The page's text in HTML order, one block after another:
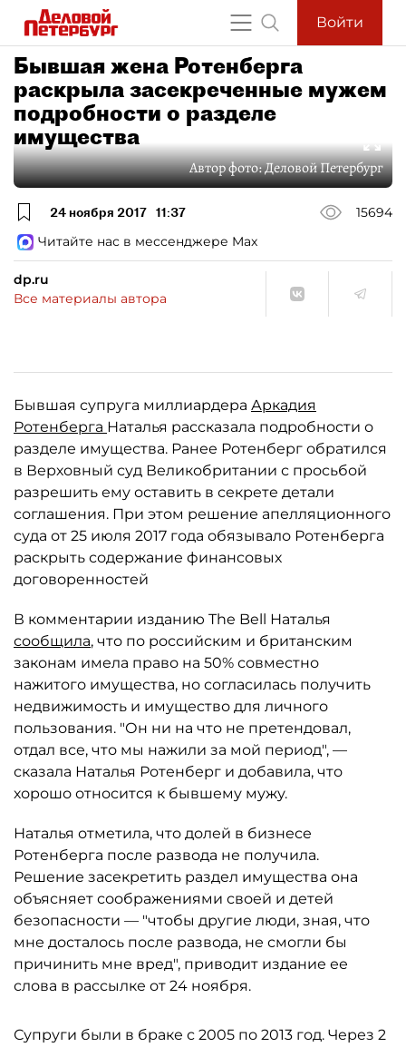
Войти
Бывшая жена Ротенберга
раскрыла засекреченные мужем
подробности о разделе
имущества
Автор фото:Деловой Петербург
24 ноября 2017 11:37
15694
Читайте нас в мессенджере Max
dp.ru
Все материалы автора
Бывшая супруга миллиардера Аркадия
Ротенберга Наталья рассказала подробности о
разделе имущества. Ранее Ротенберг обратился
в Верховный суд Великобритании с просьбой
разрешить ему оставить в секрете детали
соглашения. При этом решение апелляционного
суда от 25 июля 2017 года обязывало Ротенберга
раскрыть содержание финансовых
договоренностей
В комментарии изданию The Bell Наталья
сообщила, что по российским и британским
законам имела право на 50% совместно
нажитого имущества, но согласилась получить
недвижимость и имущество для личного
пользования. "Он ни на что не претендовал,
отдал все, что мы нажили за мой период", —
сказала Наталья Ротенберг и добавила, что
хорошо относится к бывшему мужу.
Наталья отметила, что долей в бизнесе
Ротенберга после развода не получила.
Решение засекретить раздел имущества она
объясняет соображениями своей и детей
безопасности — "чтобы другие люди, зная, что
мне досталось после развода, не смогли бы
причинить мне вред", приводит издание ее
слова в рассылке от 24 ноября.
Супруги были в браке с 2005 по 2013 год. Через 2